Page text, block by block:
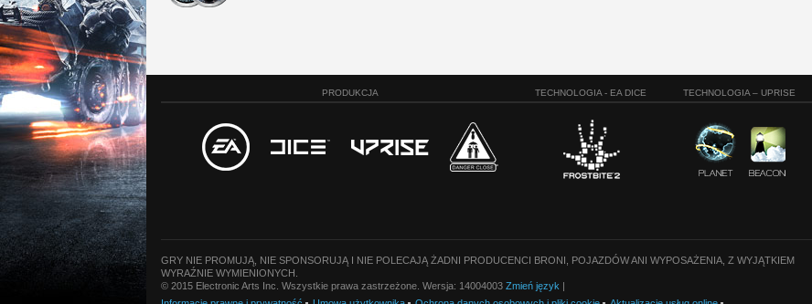
PRODUKCJA TECHNOLOGIA - EA DICE TECHNOLOGIA – UPRISE
GRY NIE PROMUJĄ, NIE SPONSORUJĄ I NIE POLECAJĄ ŻADNI PRODUCENCI BRONI, POJAZDÓW ANI WYPOSAŻENIA, Z WYJĄTKIEM
WYRAŹNIE WYMIENIONYCH.
© 2015 Electronic Arts Inc. Wszystkie prawa zastrzeżone. Wersja: 14004003 Zmień język |